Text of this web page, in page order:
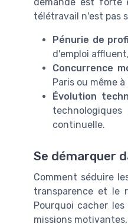
télétravail n'est pas
Pénurie de
d'emploi
Concurrence
Paris ou même
Évolution
continuelle.
Se démarquer
Comment séduire
transparence et le
Pourquoi cacher
missions